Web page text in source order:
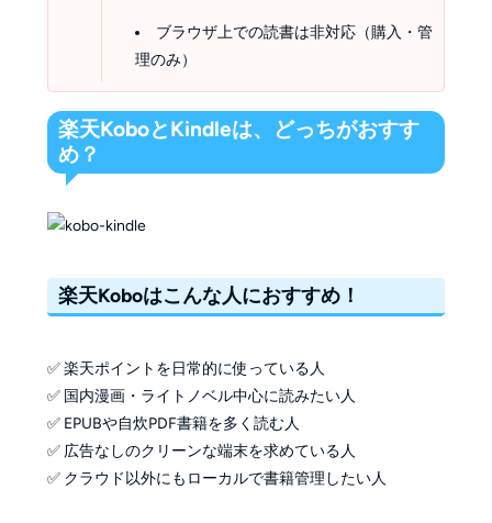
ブラウザ上での読書は非対応（購入・管
理のみ）
楽天KoboとKindleは、どっちがおすす
め？
楽天Koboはこんな人におすすめ！
✅ 楽天ポイントを日常的に使っている人
✅ 国内漫画・ライトノベル中心に読みたい人
✅ EPUBや自炊PDF書籍を多く読む人
✅ 広告なしのクリーンな端末を求めている人
✅ クラウド以外にもローカルで書籍管理したい人